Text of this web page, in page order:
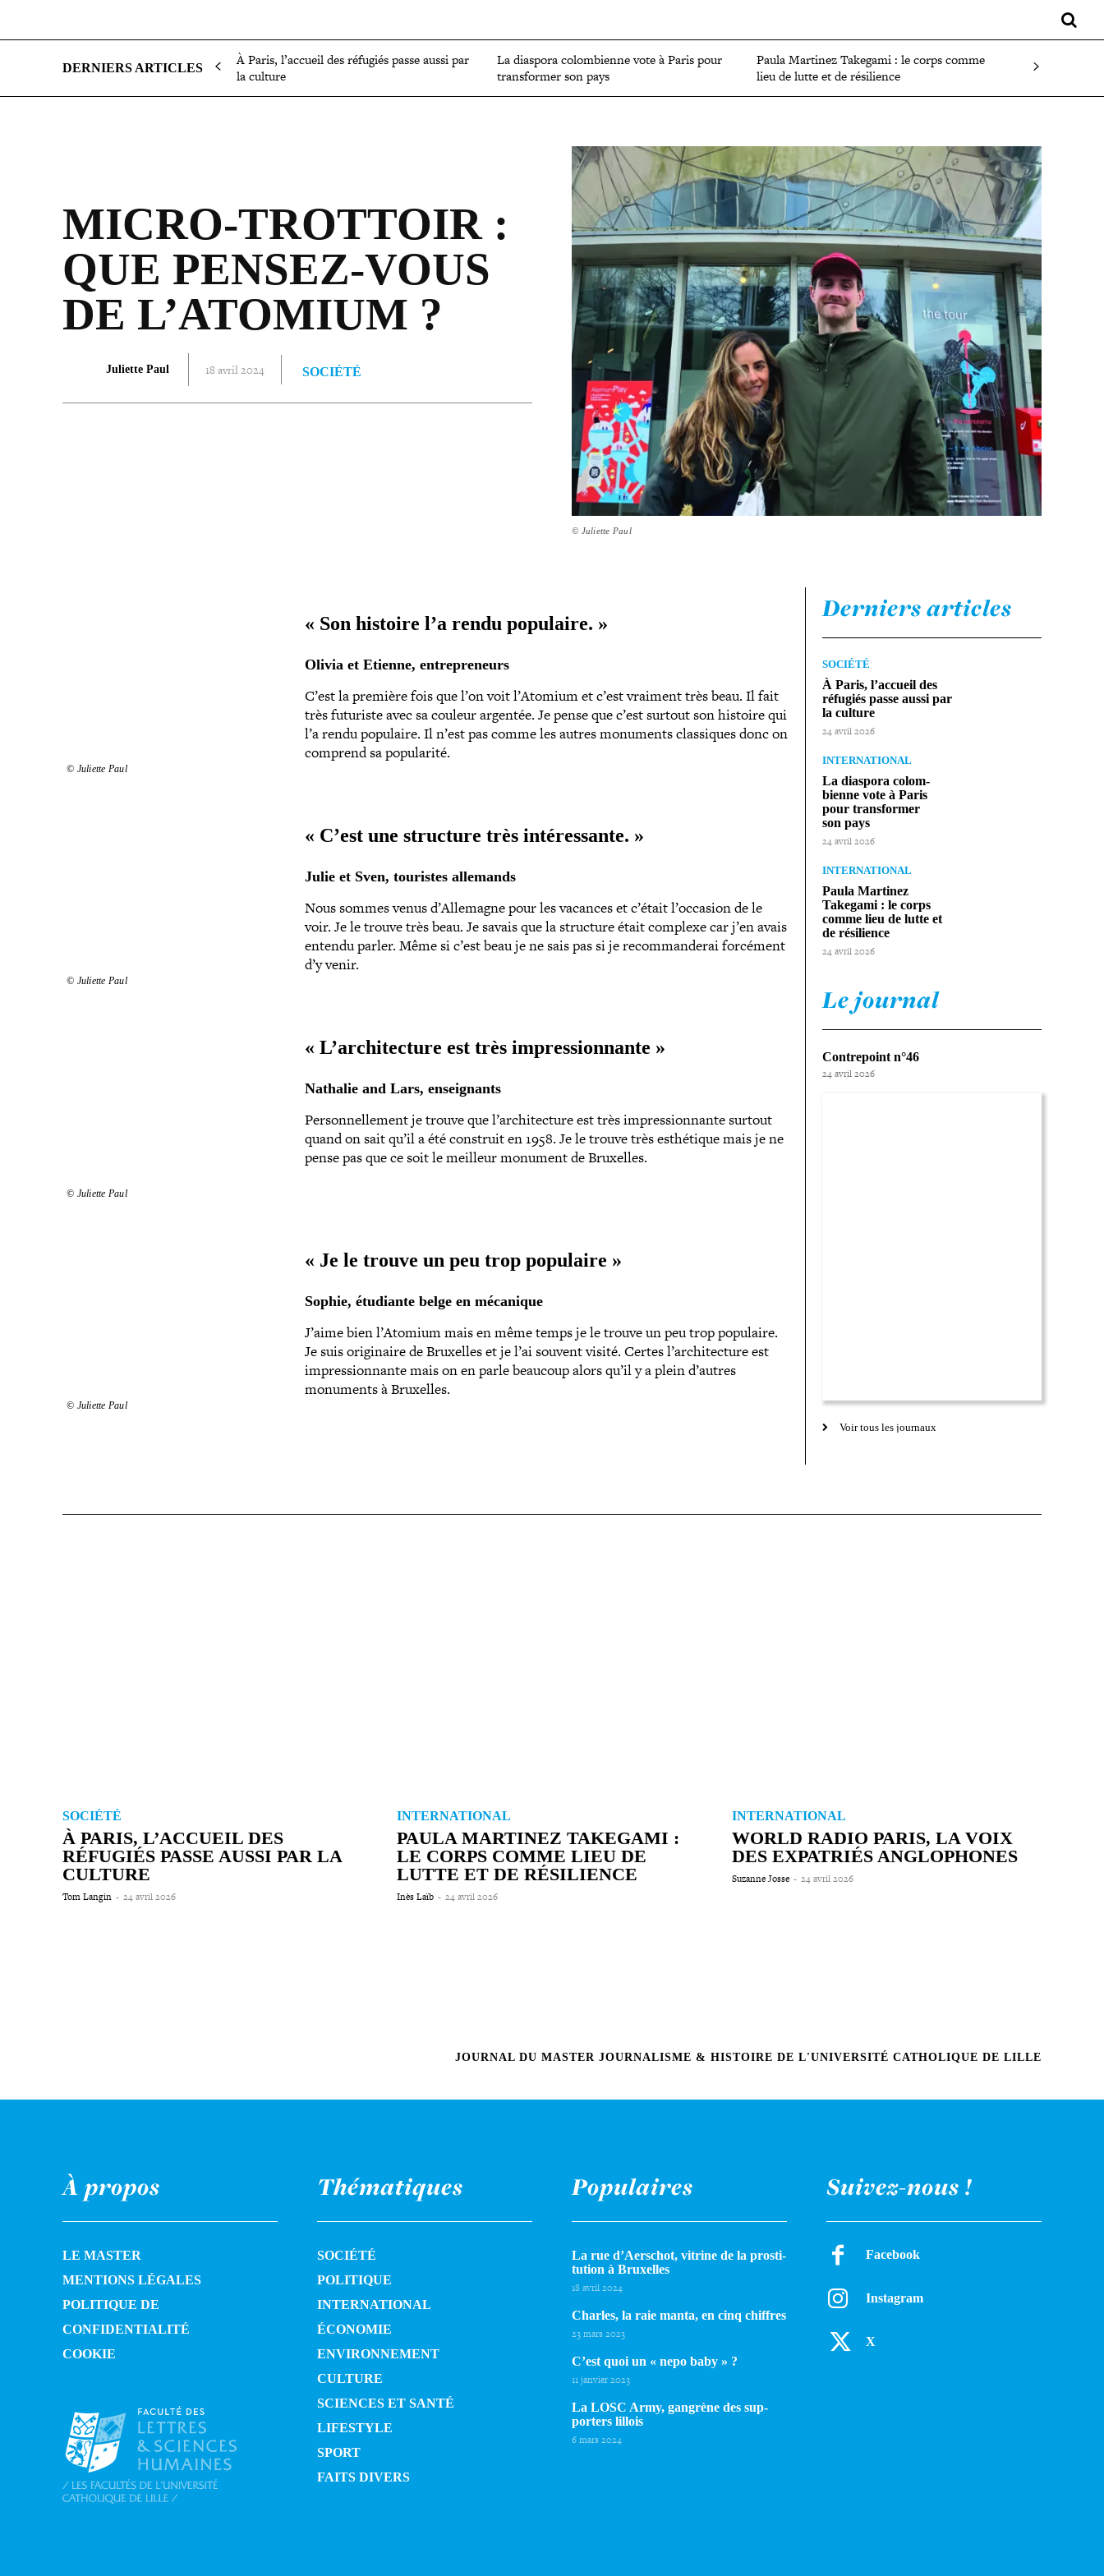
DERNIERS ARTICLES
À Paris, l’accueil des réfugiés passe aussi par
la culture
La diaspora colom­bienne vote à Paris pour
trans­for­mer son pays
Paula Martinez Takegami : le corps comme
lieu de lutte et de résilience
MICRO-​TROTTOIR :
QUE PENSEZ-​VOUS
DE L’ATOMIUM ?
Juliette Paul 18 avril 2024 SOCIÉTÉ
© Juliette Paul
© Juliette Paul
« Son histoire l’a rendu populaire. »
Olivia et Etienne, entrepreneurs
C’est la première fois que l’on voit l’Atomium et c’est vraiment très beau. Il fait
très futuriste avec sa couleur argentée. Je pense que c’est surtout son histoire qui
l’a rendu populaire. Il n’est pas comme les autres monuments clas­siques donc on
comprend sa popularité.
© Juliette Paul
« C’est une structure très intéressante. »
Julie et Sven, touristes allemands
Nous sommes venus d’Allemagne pour les vacances et c’était l’occasion de le
voir. Je le trouve très beau. Je savais que la structure était complexe car j’en avais
entendu parler. Même si c’est beau je ne sais pas si je recom­man­de­rai forcément
d’y venir.
© Juliette Paul
« L’architecture est très impressionnante »
Nathalie and Lars, enseignants
Personnellement je trouve que l’architecture est très impres­sion­nante surtout
quand on sait qu’il a été construit en 1958. Je le trouve très esthé­tique mais je ne
pense pas que ce soit le meilleur monument de Bruxelles.
© Juliette Paul
« Je le trouve un peu trop populaire »
Sophie, étudiante belge en mécanique
J’aime bien l’Atomium mais en même temps je le trouve un peu trop populaire.
Je suis ori­gi­naire de Bruxelles et je l’ai souvent visité. Certes l’architecture est
impres­sion­nante mais on en parle beaucoup alors qu’il y a plein d’autres
monuments à Bruxelles.
Derniers articles
SOCIÉTÉ
À Paris, l’accueil des
réfugiés passe aussi par
la culture
24 avril 2026
INTERNATIONAL
La diaspora colom­
bienne vote à Paris
pour trans­for­mer
son pays
24 avril 2026
INTERNATIONAL
Paula Martinez
Takegami : le corps
comme lieu de lutte et
de résilience
24 avril 2026
Le journal
Contrepoint n°46
24 avril 2026
Voir tous les journaux
SOCIÉTÉ
À PARIS, L’ACCUEIL DES
RÉFUGIÉS PASSE AUSSI PAR LA
CULTURE
Tom Langin - 24 avril 2026
INTERNATIONAL
PAULA MARTINEZ TAKEGAMI :
LE CORPS COMME LIEU DE
LUTTE ET DE RÉSILIENCE
Inès Laïb - 24 avril 2026
INTERNATIONAL
WORLD RADIO PARIS, LA VOIX
DES EXPATRIÉS ANGLOPHONES
Suzanne Josse - 24 avril 2026
JOURNAL DU MASTER JOURNALISME & HISTOIRE DE L'UNIVERSITÉ CATHOLIQUE DE LILLE
À propos
LE MASTER
MENTIONS LÉGALES
POLITIQUE DE
CONFIDENTIALITÉ
COOKIE
Thématiques
SOCIÉTÉ
POLITIQUE
INTERNATIONAL
ÉCONOMIE
ENVIRONNEMENT
CULTURE
SCIENCES ET SANTÉ
LIFESTYLE
SPORT
FAITS DIVERS
Populaires
La rue d’Aerschot, vitrine de la pros­ti­
tu­tion à Bruxelles
18 avril 2024
Charles, la raie manta, en cinq chiffres
23 mars 2023
C’est quoi un « nepo baby » ?
11 janvier 2023
La LOSC Army, gangrène des sup­
por­ters lillois
6 mars 2024
Suivez-nous !
Facebook
Instagram
X